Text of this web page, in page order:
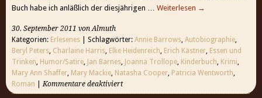
Buch habe ich anläßlich der diesjährigen … Weiterlesen →
30. September 2011 von Almuth
Kategorien: Erlesenes | Schlagwörter: Annie Barrows, Autobiographie,
Beryl Peters, Charlaine Harris, Elke Heidenreich, Erich Kästner, Essen und
Trinken, Humor/Satire, Jan Barnes, Joanna Trollope, Kinderbuch, Krimi,
Mary Ann Shaffer, Mary Mackie, Natasha Cooper, Patricia Wentworth,
Roman |Kommentare deaktiviert